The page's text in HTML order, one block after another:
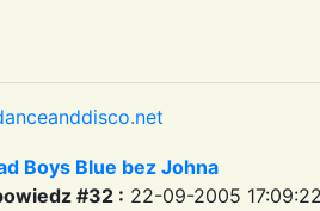
Boys Blue bez Johna
#32 : 22-09-2005